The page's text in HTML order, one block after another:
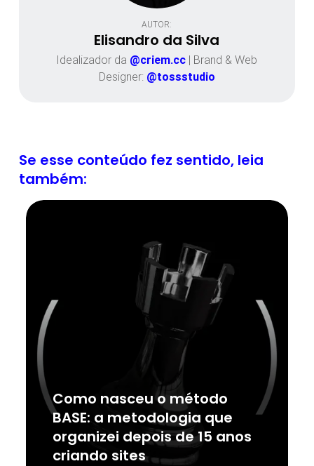
AUTOR:
Elisandro da Silva
Idealizador da @criem.cc | Brand & Web
Designer: @tossstudio
Se esse conteúdo fez sentido, leia
também:
Como nasceu o método
BASE: a metodologia que
organizei depois de 15 anos
criando sites